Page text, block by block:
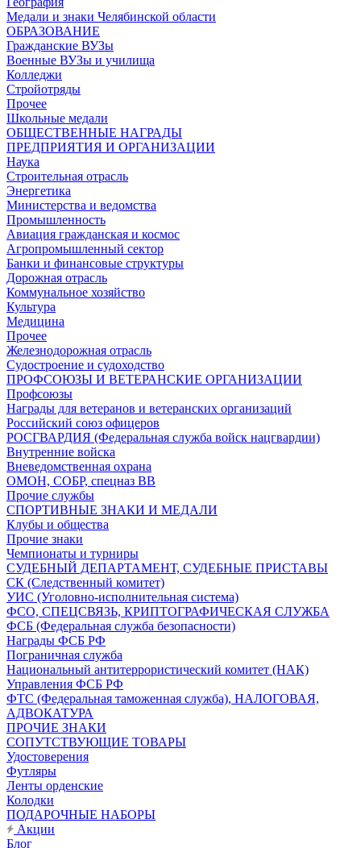
Медали и знаки Челябинской области
ОБРАЗОВАНИЕ
Гражданские ВУЗы
Военные ВУЗы и училища
Колледжи
Стройотряды
Прочее
Школьные медали
ОБЩЕСТВЕННЫЕ НАГРАДЫ
ПРЕДПРИЯТИЯ И ОРГАНИЗАЦИИ
Наука
Строительная отрасль
Энергетика
Министерства и ведомства
Промышленность
Авиация гражданская и космос
Агропромышленный сектор
Банки и финансовые структуры
Дорожная отрасль
Коммунальное хозяйство
Культура
Медицина
Прочее
Железнодорожная отрасль
Судостроение и судоходство
ПРОФСОЮЗЫ И ВЕТЕРАНСКИЕ ОРГАНИЗАЦИИ
Профсоюзы
Награды для ветеранов и ветеранских организаций
Российский союз офицеров
РОСГВАРДИЯ (Федеральная служба войск нацгвардии)
Внутренние войска
Вневедомственная охрана
ОМОН, СОБР, спецназ ВВ
Прочие службы
СПОРТИВНЫЕ ЗНАКИ И МЕДАЛИ
Клубы и общества
Прочие знаки
Чемпионаты и турниры
СУДЕБНЫЙ ДЕПАРТАМЕНТ, СУДЕБНЫЕ ПРИСТАВЫ
СК (Следственный комитет)
УИС (Уголовно-исполнительная система)
ФСО, СПЕЦСВЯЗЬ, КРИПТОГРАФИЧЕСКАЯ СЛУЖБА
ФСБ (Федеральная служба безопасности)
Награды ФСБ РФ
Пограничная служба
Национальный антитеррористический комитет (НАК)
Управления ФСБ РФ
ФТС (Федеральная таможенная служба), НАЛОГОВАЯ,
АДВОКАТУРА
ПРОЧИЕ ЗНАКИ
СОПУТСТВУЮЩИЕ ТОВАРЫ
Удостоверения
Футляры
Ленты орденские
Колодки
ПОДАРОЧНЫЕ НАБОРЫ
Акции
Блог